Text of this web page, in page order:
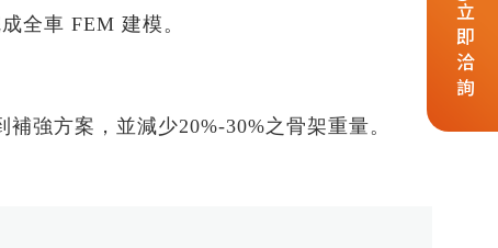
全車 FEM 建模。
強方案，並減少20%-30%之骨架重量。
立即洽詢